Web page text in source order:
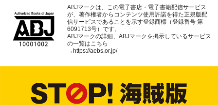
ABJマークは、この電子書店・電子書籍配信サービス
が、著作権者からコンテンツ使用許諾を得た正規版配
信サービスであることを示す登録商標（登録番号 第
6091713号）です。
ABJマークの詳細、ABJマークを掲示しているサービス
の一覧はこちら
→ https://aebs.or.jp/